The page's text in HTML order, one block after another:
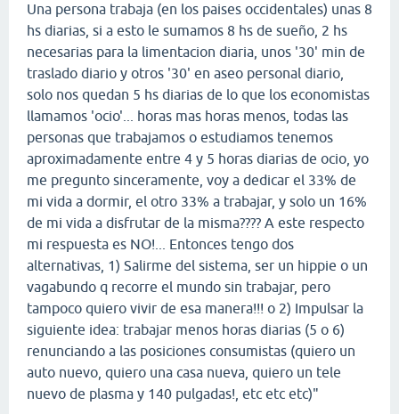
Una persona trabaja (en los paises occidentales) unas 8
hs diarias, si a esto le sumamos 8 hs de sueño, 2 hs
necesarias para la limentacion diaria, unos '30' min de
traslado diario y otros '30' en aseo personal diario,
solo nos quedan 5 hs diarias de lo que los economistas
llamamos 'ocio'... horas mas horas menos, todas las
personas que trabajamos o estudiamos tenemos
aproximadamente entre 4 y 5 horas diarias de ocio, yo
me pregunto sinceramente, voy a dedicar el 33% de
mi vida a dormir, el otro 33% a trabajar, y solo un 16%
de mi vida a disfrutar de la misma???? A este respecto
mi respuesta es NO!... Entonces tengo dos
alternativas, 1) Salirme del sistema, ser un hippie o un
vagabundo q recorre el mundo sin trabajar, pero
tampoco quiero vivir de esa manera!!! o 2) Impulsar la
siguiente idea: trabajar menos horas diarias (5 o 6)
renunciando a las posiciones consumistas (quiero un
auto nuevo, quiero una casa nueva, quiero un tele
nuevo de plasma y 140 pulgadas!, etc etc etc)"